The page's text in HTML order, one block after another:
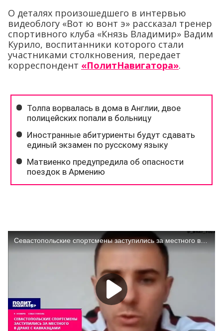
О деталях произошедшего в интервью
видеоблогу «Вот ю вонт э» рассказал тренер
спортивного клуба «Князь Владимир» Вадим
Курило, воспитанники которого стали
участниками столкновения, передает
корреспондент «ПолитНавигатора».